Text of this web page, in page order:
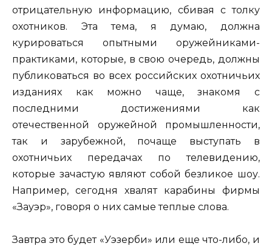
отрицательную информацию, сбивая с толку
охотников. Эта тема, я думаю, должна
курироваться опытными оружейниками-
практиками, которые, в свою очередь, должны
публиковаться во всех российских охотничьих
изданиях как можно чаще, знакомя с
последними достижениями как
отечественной оружейной промышленности,
так и зарубежной, почаще выступать в
охотничьих передачах по телевидению,
которые зачастую являют собой безликое шоу.
Например, сегодня хвалят карабины фирмы
«Зауэр», говоря о них самые теплые слова.
Завтра это будет «Уэзерби» или еще что-либо, и